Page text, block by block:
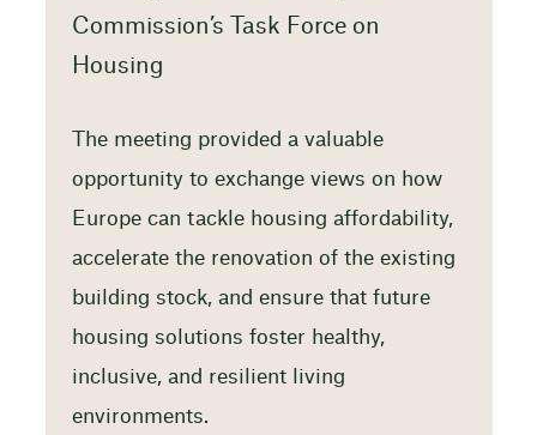
Commission’s Task Force on
Housing
The meeting provided a valuable
opportunity to exchange views on how
Europe can tackle housing affordability,
accelerate the renovation of the existing
building stock, and ensure that future
housing solutions foster healthy,
inclusive, and resilient living
environments.